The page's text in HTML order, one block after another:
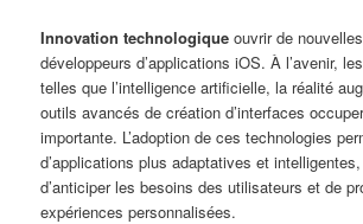
Innovation technologique ouvrir de
développeurs d’applications iOS. À l’avenir,
telles que l’intelligence artificielle, la réalité
outils avancés de création d’interfaces
importante. L’adoption de ces technologies
d’applications plus adaptatives et
d’anticiper les besoins des utilisateurs et de
expériences personnalisées.